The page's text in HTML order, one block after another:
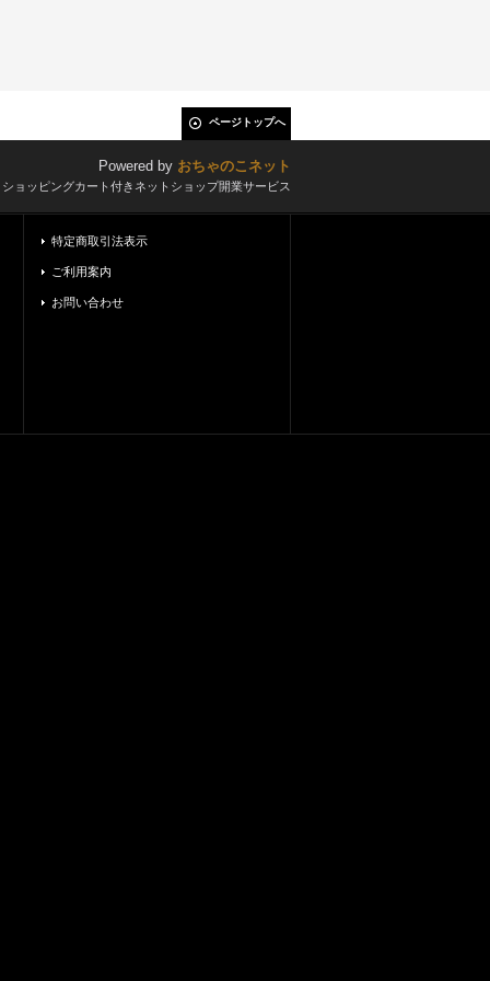
ページトップへ
Powered by おちゃのこネット
ョッピングカート付きネットショップ開業サービス
特定商取引法表示
ご利用案内
お問い合わせ